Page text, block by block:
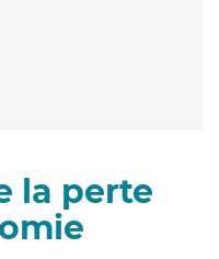
la perte